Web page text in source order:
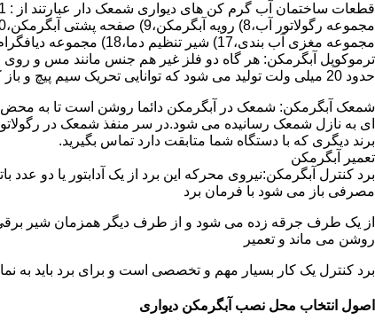
مجموعه مغزی آب بندی،17) شیر تنظیم دما،18) مجموعه دیافگرام و میل سوپاپ آب 19) ترموکوپل و … که ما برای تعمیر آبگرمکن باید به نمایندگی های مجاز همان برند تماس حاصل فرمایید.
ترموکوپل آبگرمکن: هر گاه دو فلز غیر هم جنس مانند مس و روی
حدود 20 میلی ولت تولید می شود که توانایی تحریک سیم پیچ و باز کردن شیر مغناطیسی وسایل گاز سوز را در مدت 20 ثانیه دارد.
شمعک آبگرمکن: شمعک در آبگرمکن دائما روشن است تا به محض
ای به نازل شمعک رسانیده می شود.در سر منفذ شمعک در
برند دیگری که با دستگاه شما متابقت دارد تماس بگیرید.
تعمیر آبگرمکن
مصرفی باز می شود با فرمان برد
از یک طرف جرقه زده می شود و از طرف دیگر همزمان شیر برقی
روشن می ماند و تعمیر
برد کنترل یک کار بسیار مهم و تخصصی است و برای برد باید به
اصول انتخاب محل نصب آبگرمکن دیواری